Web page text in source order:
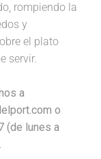
rompiendo la
y
el plato
servir.
a
o
(de lunes a